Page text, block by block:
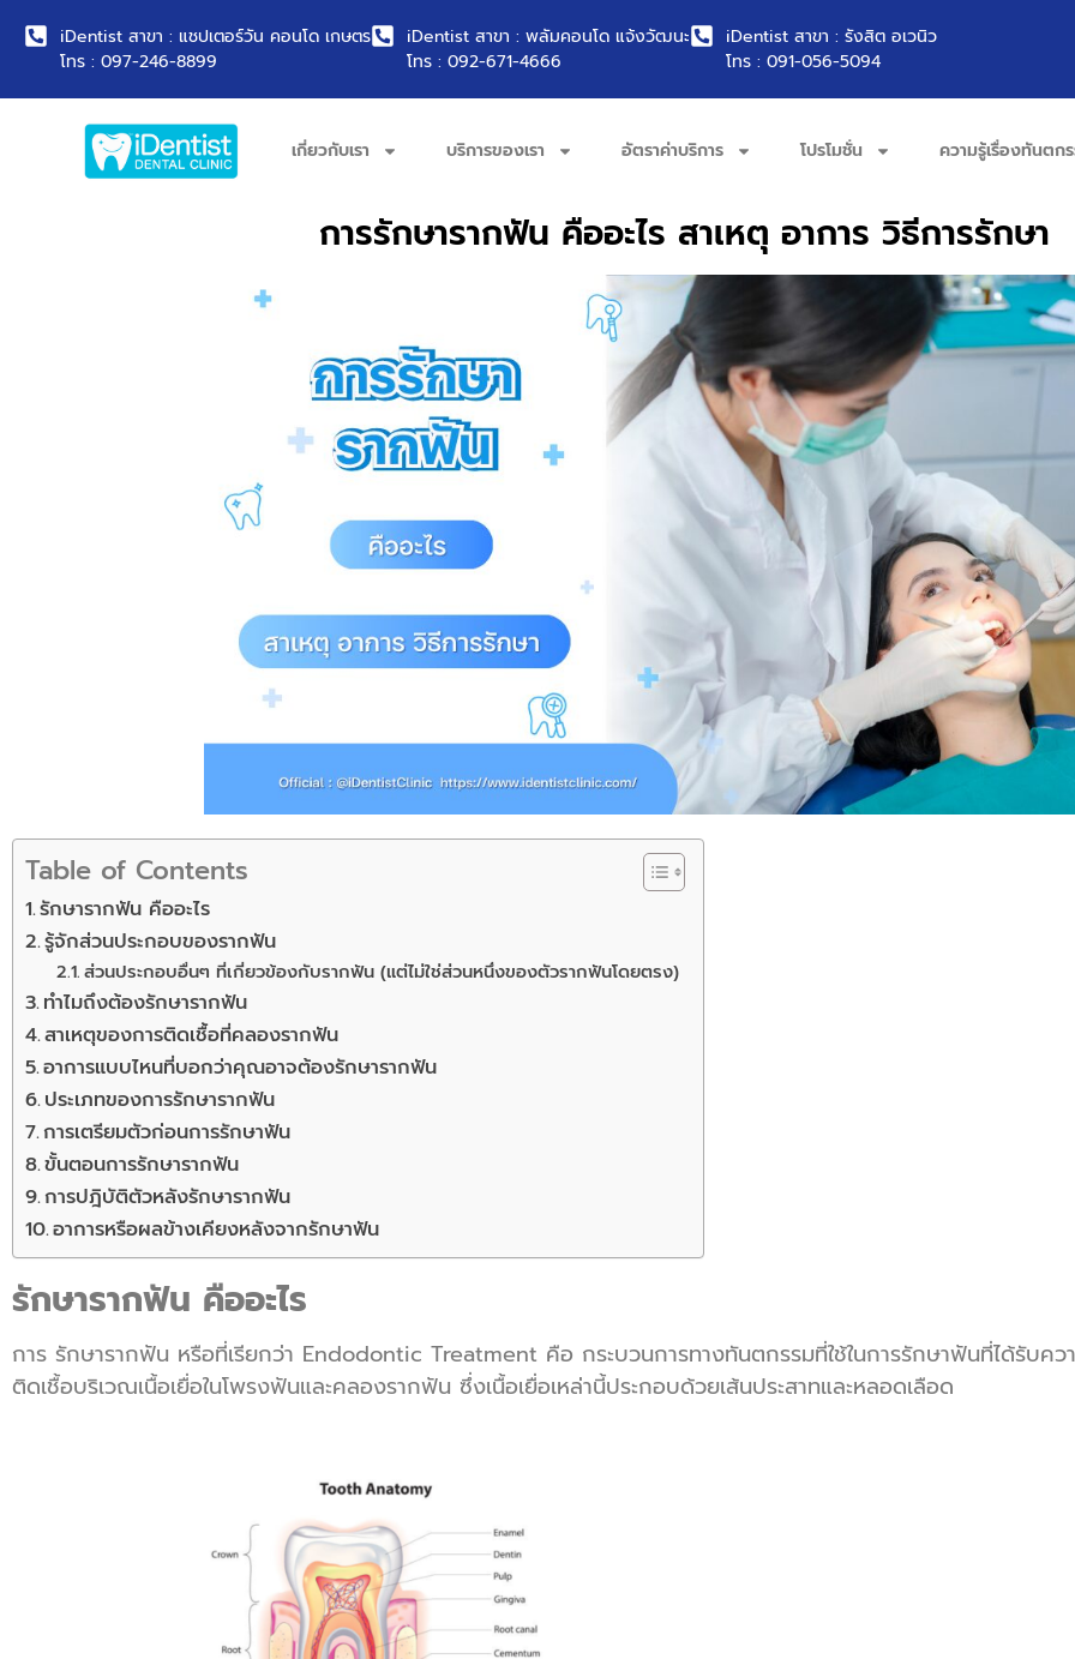
iDentist สาขา : แชปเตอร์วัน คอนโด เกษตร
โทร : 097-246-8899
iDentist สาขา : พลัมคอนโด แจ้งวัฒนะ
โทร : 092-671-4666
iDentist สาขา : รังสิต อเวนิว
โทร : 091-056-5094
เกี่ยวกับเรา บริการของเรา อัตราค่าบริการ โปรโมชั่น ความรู้เรื่องทันตก
การรักษารากฟัน คืออะไร สาเหตุ อาการ วิธีการรักษา
Table of Contents
รักษารากฟัน คืออะไร
รู้จักส่วนประกอบของรากฟัน
ส่วนประกอบอื่นๆ ที่เกี่ยวข้องกับรากฟัน (แต่ไม่ใช่ส่วนหนึ่งของตัวรากฟันโดยตรง)
ทำไมถึงต้องรักษารากฟัน
สาเหตุของการติดเชื้อที่คลองรากฟัน
อาการแบบไหนที่บอกว่าคุณอาจต้องรักษารากฟัน
ประเภทของการรักษารากฟัน
การเตรียมตัวก่อนการรักษาฟัน
ขั้นตอนการรักษารากฟัน
การปฎิบัติตัวหลังรักษารากฟัน
อาการหรือผลข้างเคียงหลังจากรักษาฟัน
รักษารากฟัน คืออะไร
การ รักษารากฟัน หรือที่เรียกว่า Endodontic Treatment คือ กระบวนการทางทันตกรรมที่ใช้ในการรักษาฟันที่ได้รับคว
ติดเชื้อบริเวณเนื้อเยื่อในโพรงฟันและคลองรากฟัน ซึ่งเนื้อเยื่อเหล่านี้ประกอบด้วยเส้นประสาทและหลอดเลือด